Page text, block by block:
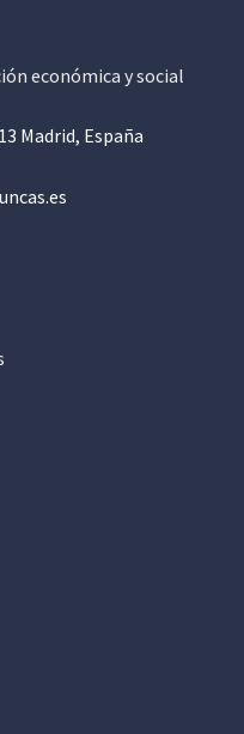
económica y social
Madrid, España